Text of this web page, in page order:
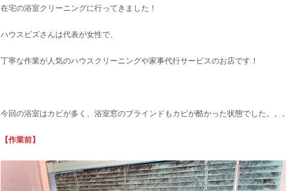
在宅の浴室クリーニングに行ってきました！
ハウスビズさんは代表が女性で、
丁寧な作業が人気のハウスクリーニングや家事代行サービスのお店です！
今回の浴室はカビが多く、浴室窓のブラインドもカビが酷かった状態でした。。。
【作業前】